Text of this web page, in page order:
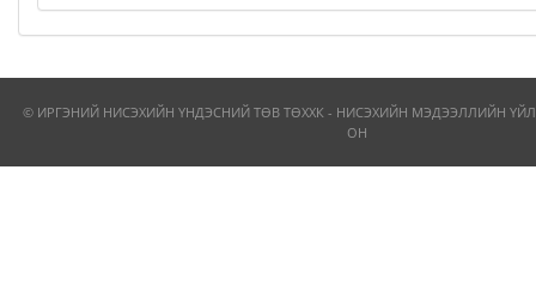
© ИРГЭНИЙ НИСЭХИЙН ҮНДЭСНИЙ ТӨВ ТӨХХК - НИСЭХИЙН МЭДЭЭЛЛИЙН
ОН